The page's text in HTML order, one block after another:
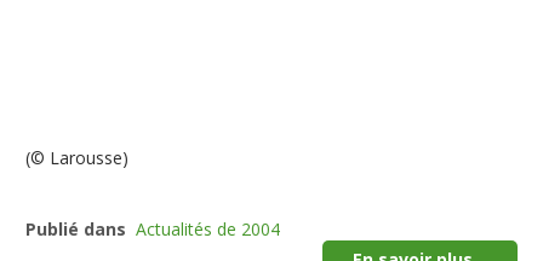
(© Larousse)
Publié dans Actualités de 2004